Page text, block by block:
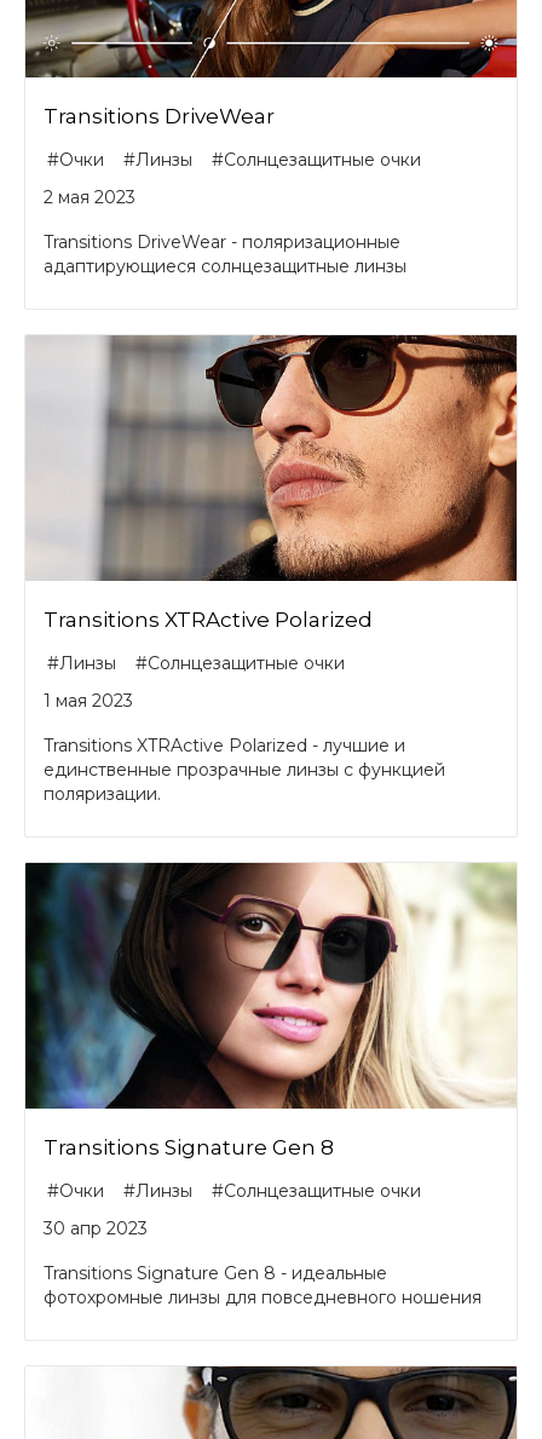
Transitions DriveWear
#Очки #Линзы
#Солнцезащитные очки
2 мая 2023
Transitions DriveWear - поляризационные
адаптирующиеся солнцезащитные линзы
Transitions XTRActive Polarized
#Линзы
#Солнцезащитные очки
1 мая 2023
Transitions XTRActive Polarized - лучшие и
единственные прозрачные линзы с функцией
поляризации.
Transitions Signature Gen 8
#Очки #Линзы
#Солнцезащитные очки
30 апр 2023
Transitions Signature Gen 8 - идеальные
фотохромные линзы для повседневного ношения